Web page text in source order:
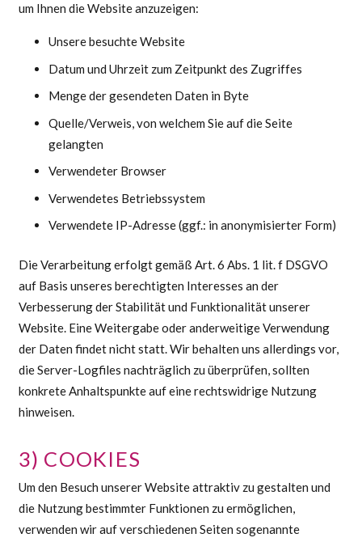
um Ihnen die Website anzuzeigen:
Unsere besuchte Website
Datum und Uhrzeit zum Zeitpunkt des Zugriffes
Menge der gesendeten Daten in Byte
Quelle/Verweis, von welchem Sie auf die Seite
gelangten
Verwendeter Browser
Verwendetes Betriebssystem
Verwendete IP-Adresse (ggf.: in anonymisierter Form)
Die Verarbeitung erfolgt gemäß Art. 6 Abs. 1 lit. f DSGVO
auf Basis unseres berechtigten Interesses an der
Verbesserung der Stabilität und Funktionalität unserer
Website. Eine Weitergabe oder anderweitige Verwendung
der Daten findet nicht statt. Wir behalten uns allerdings vor,
die Server-Logfiles nachträglich zu überprüfen, sollten
konkrete Anhaltspunkte auf eine rechtswidrige Nutzung
hinweisen.
3) COOKIES
Um den Besuch unserer Website attraktiv zu gestalten und
die Nutzung bestimmter Funktionen zu ermöglichen,
verwenden wir auf verschiedenen Seiten sogenannte